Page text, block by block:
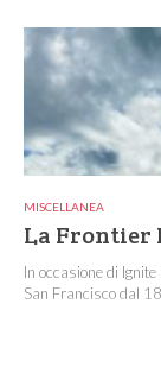
MISCELLANEA
La
In occasione di
San Francisco dal